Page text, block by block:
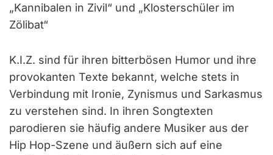
„Kannibalen in Zivil“ und „Klosterschüler im
Zölibat“
K.I.Z. sind für ihren bitterbösen Humor und ihre
provokanten Texte bekannt, welche stets in
Verbindung mit Ironie, Zynismus und Sarkasmus
zu verstehen sind. In ihren Songtexten
parodieren sie häufig andere Musiker aus der
Hip Hop-Szene und äußern sich auf eine